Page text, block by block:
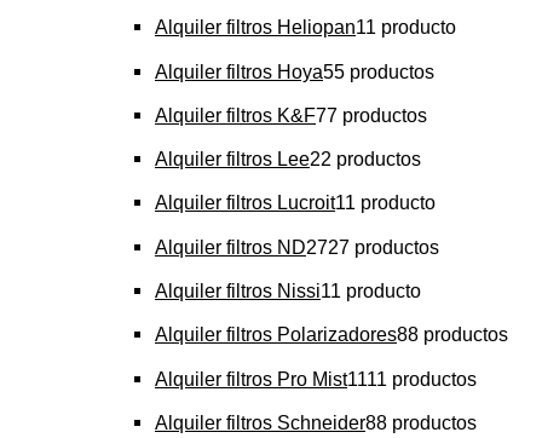
Alquiler filtros Heliopan11 producto
Alquiler filtros Hoya55 productos
Alquiler filtros K&F77 productos
Alquiler filtros Lee22 productos
Alquiler filtros Lucroit11 producto
Alquiler filtros ND2727 productos
Alquiler filtros Nissi11 producto
Alquiler filtros Polarizadores88 productos
Alquiler filtros Pro Mist1111 productos
Alquiler filtros Schneider88 productos